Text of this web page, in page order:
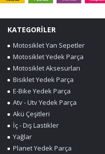
KATEGORİLER
Motosiklet Yan Sepetler
Motosiklet Yedek Parça
Motosiklet Aksesurları
Bisiklet Yedek Parça
E-Bike Yedek Parça
Atv - Utv Yedek Parça
Akü Çeşitleri
İç - Dış Lastikler
Yağlar
Planet Yedek Parça